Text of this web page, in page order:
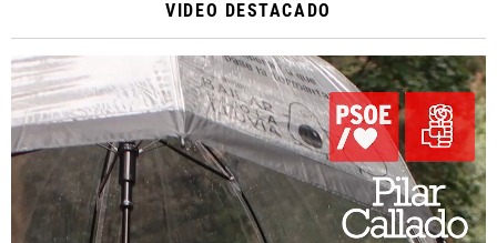
VIDEO DESTACADO
Reproductor
de
vídeo